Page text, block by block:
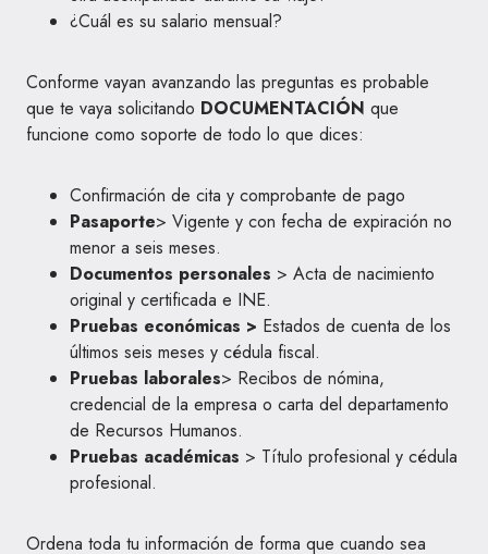
¿Cuál es su salario mensual?
Conforme vayan avanzando las preguntas es probable
que te vaya solicitando DOCUMENTACIÓN que
funcione como soporte de todo lo que dices:
Confirmación de cita y comprobante de pago
Pasaporte> Vigente y con fecha de expiración no
menor a seis meses.
Documentos personales > Acta de nacimiento
original y certificada e INE.
Pruebas económicas > Estados de cuenta de los
últimos seis meses y cédula fiscal.
Pruebas laborales> Recibos de nómina,
credencial de la empresa o carta del departamento
de Recursos Humanos.
Pruebas académicas > Título profesional y cédula
profesional.
Ordena toda tu información de forma que cuando sea